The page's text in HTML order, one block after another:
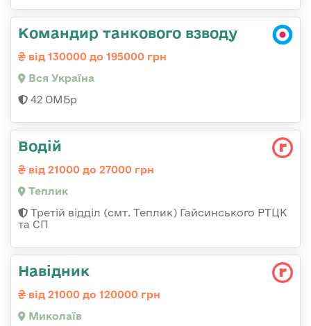
Командир танкового взводу
від 130000 до 195000 грн
Вся Україна
42 ОМБр
Водій
від 21000 до 27000 грн
Теплик
Третій відділ (смт. Теплик) Гайсинського РТЦК
та СП
Навідник
від 21000 до 120000 грн
Миколаїв